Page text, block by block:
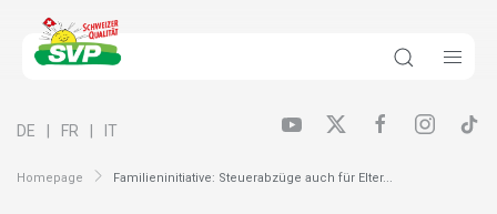
Homepage Familieninitiative: Steuerabzüge auch für Elter...
DE FR IT